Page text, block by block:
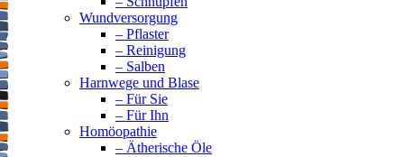
Wundversorgung
– Pflaster
– Reinigung
– Salben
Harnwege und Blase
– Für Sie
– Für Ihn
Homöopathie
– Ätherische Öle